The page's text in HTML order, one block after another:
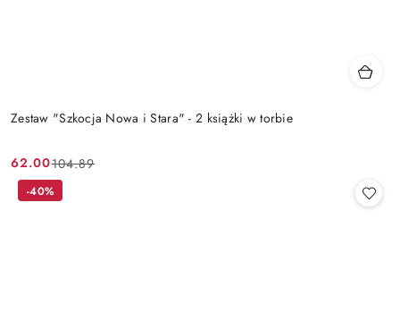
Zestaw "Szkocja Nowa i Stara" - 2 książki w torbie
Cena
promocyjna:
62.00
Cena
przed
104.89
-40%